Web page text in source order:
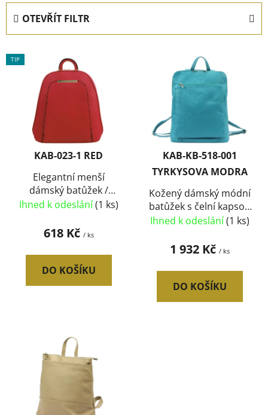
e
n
p
OTEVŘÍT FILTR
V
ý
TIP
KAB-023-1 RED
Elegantní menší
dámský batůžek /
kabelka červená
Ihned k odeslání(1 ks)
618 Kč / ks
DO KOŠÍKU
KAB-KB-518-001
TYRKYSOVA MODRA
Kožený dámský módní
batůžek s čelní kapsou
Patrizia Piu tyrkysově
Ihned k odeslání(1 ks)
1 932 Kč / ks
DO KOŠÍKU